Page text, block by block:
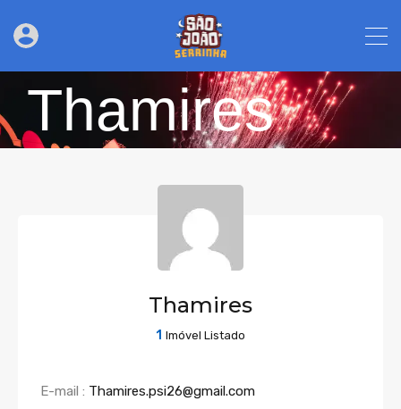
Thamires
Thamires
1 Imóvel Listado
E-mail : Thamires.psi26@gmail.com